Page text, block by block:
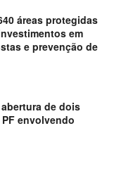
áreas protegidas
em
e prevenção de
de dois
envolvendo